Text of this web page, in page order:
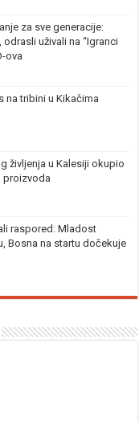
za sve generacije:
uživali na “Igranci
ova
na tribini u Kikačima
življenja u Kalesiji okupio
proizvoda
raspored: Mladost
Bosna na startu dočekuje